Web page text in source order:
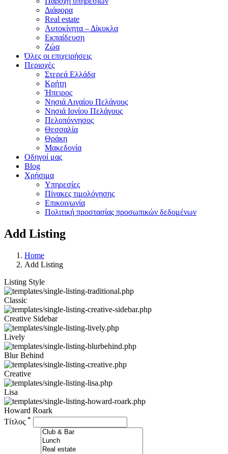
Διάφορα
Real estate
Αυτοκίνητα – Δίκυκλα
Εκπαίδευση
Ζώα
Όλες οι επιχειρήσεις
Περιοχές
Στερεά Ελλάδα
Κρήτη
Ήπειρος
Νησιά Αιγαίου Πελάγους
Νησιά Ιονίου Πελάγους
Πελοπόννησος
Θεσσαλία
Θράκη
Μακεδονία
Οδηγοί μας
Blog
Χρήσιμα
Υπηρεσίες
Πίνακες τιμολόγησης
Επικοινωνία
Πολιτική προστασίας προσωπικών δεδομένων
Add Listing
Home
Add Listing
Listing Style
Classic
Creative Sidebar
Lively
Blur Behind
Creative
Lisa
Howard Roark
Τίτλος *